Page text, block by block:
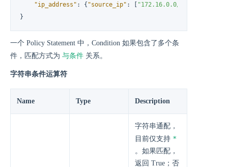
"ip_address" : { "source_ip" : [ "172.16.0.0/24"
}
一个 Policy Statement 中，Condition 如果包含了多个条
件，匹配方式为 与条件 关系。
字符串条件运算符
Name Type Description
字符串通配，
目前仅支持 *
。如果匹配，
返回 True；否